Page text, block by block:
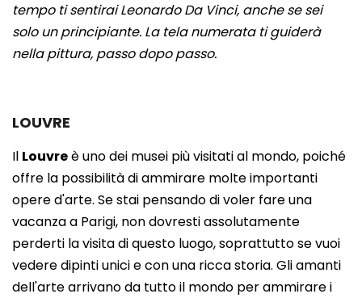
tempo ti sentirai Leonardo Da Vinci, anche se sei
solo un principiante. La tela numerata ti guiderà
nella pittura, passo dopo passo.
LOUVRE
Il Louvreè uno dei musei più visitati al mondo, poiché
offre la possibilità di ammirare molte importanti
opere d'arte. Se stai pensando di voler fare una
vacanza a Parigi, non dovresti assolutamente
perderti la visita di questo luogo, soprattutto se vuoi
vedere dipinti unici e con una ricca storia. Gli amanti
dell'arte arrivano da tutto il mondo per ammirare i